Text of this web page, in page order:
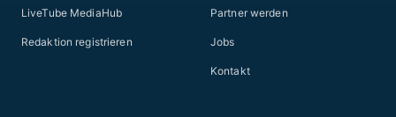
LiveTube MediaHub
Redaktion registrieren
Partner werden
Jobs
Kontakt